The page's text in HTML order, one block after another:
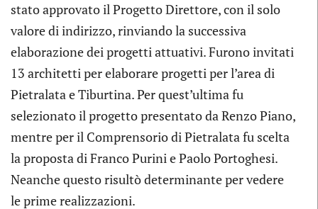
stato approvato il Progetto Direttore, con il solo
valore di indirizzo, rinviando la successiva
elaborazione dei progetti attuativi. Furono invitati
13 architetti per elaborare progetti per l’area di
Pietralata e Tiburtina. Per quest’ultima fu
selezionato il progetto presentato da Renzo Piano,
mentre per il Comprensorio di Pietralata fu scelta
la proposta di Franco Purini e Paolo Portoghesi.
Neanche questo risultò determinante per vedere
le prime realizzazioni.